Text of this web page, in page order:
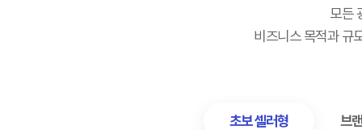
모든
비즈니스 목적과 규
초보 셀러형 브